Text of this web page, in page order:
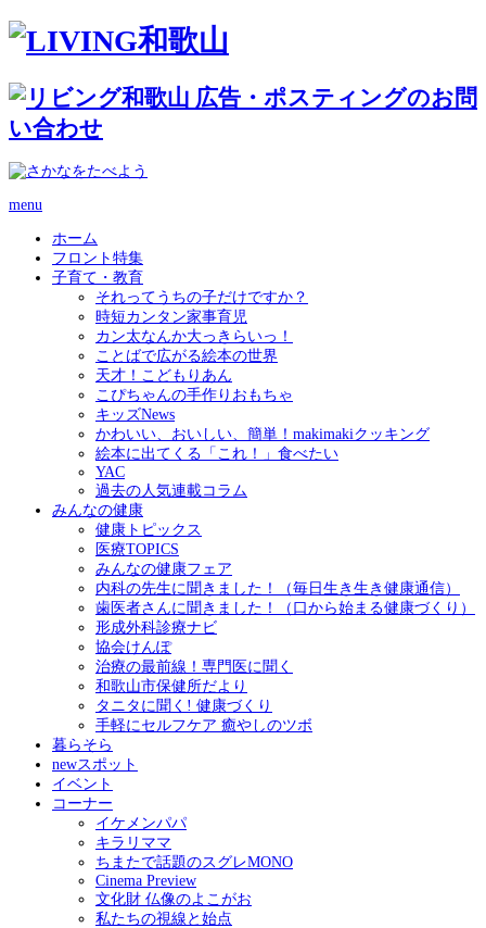
menu
ホーム
フロント特集
子育て・教育
それってうちの子だけですか？
時短カンタン家事育児
カン太なんか大っきらいっ！
ことばで広がる絵本の世界
天才！こどもりあん
こぴちゃんの手作りおもちゃ
キッズNews
かわいい、おいしい、簡単！makimakiクッキング
絵本に出てくる「これ！」食べたい
YAC
過去の人気連載コラム
みんなの健康
健康トピックス
医療TOPICS
みんなの健康フェア
内科の先生に聞きました！（毎日生き生き健康通信）
歯医者さんに聞きました！（口から始まる健康づくり）
形成外科診療ナビ
協会けんぽ
治療の最前線！専門医に聞く
和歌山市保健所だより
タニタに聞く! 健康づくり
手軽にセルフケア 癒やしのツボ
暮らそら
newスポット
イベント
コーナー
イケメンパパ
キラリママ
ちまたで話題のスグレMONO
Cinema Preview
文化財 仏像のよこがお
私たちの視線と始点